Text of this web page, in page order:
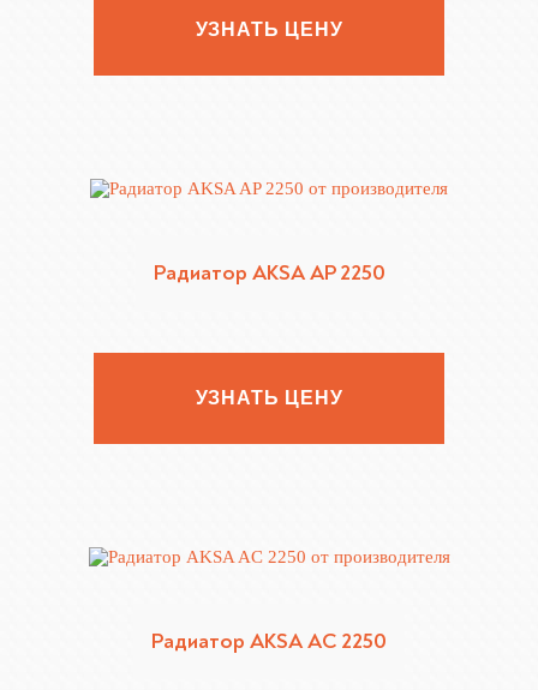
УЗНАТЬ ЦЕНУ
Радиатор AKSA AP 2250
УЗНАТЬ ЦЕНУ
Радиатор AKSA AC 2250